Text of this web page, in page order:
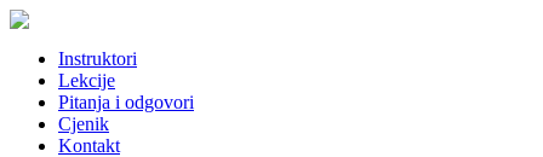
Instruktori
Lekcije
Pitanja i odgovori
Cjenik
Kontakt